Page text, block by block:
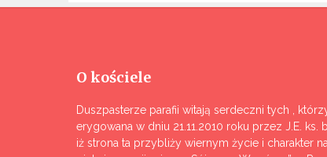
O kościele
Duszpasterze parafii witają serdeczni tych ,
erygowana w dniu 21.11.2010 roku przez J.E.
iż strona ta przybliży wiernym życie i charakter